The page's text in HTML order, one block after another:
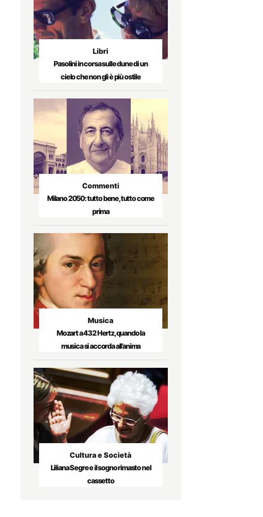
Libri
Pasolini in corsa sulle dune di un
cielo che non gli è più ostile
Commenti
Milano 2050: tutto bene, tutto come
prima
Musica
Mozart a 432 Hertz, quando la
musica si accorda all’anima
Cultura e Società
Liliana Segre e il sogno rimasto nel
cassetto